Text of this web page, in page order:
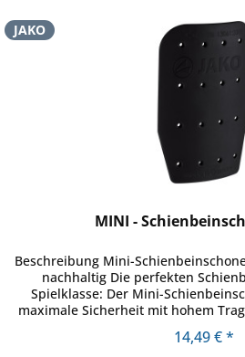
JAKO
MINI -
Beschreibung Mini-
nachhaltig Die perfekten
Spielklasse: Der Mini-
maximale Sicherheit mit hohem
14,49 € *